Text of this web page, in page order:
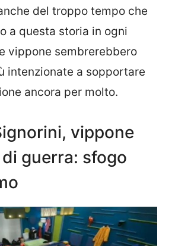
del troppo tempo che
a questa storia in ogni
vippone sembrerebbero
intenzionate a sopportare
ancora per molto.
vippone
guerra: sfogo